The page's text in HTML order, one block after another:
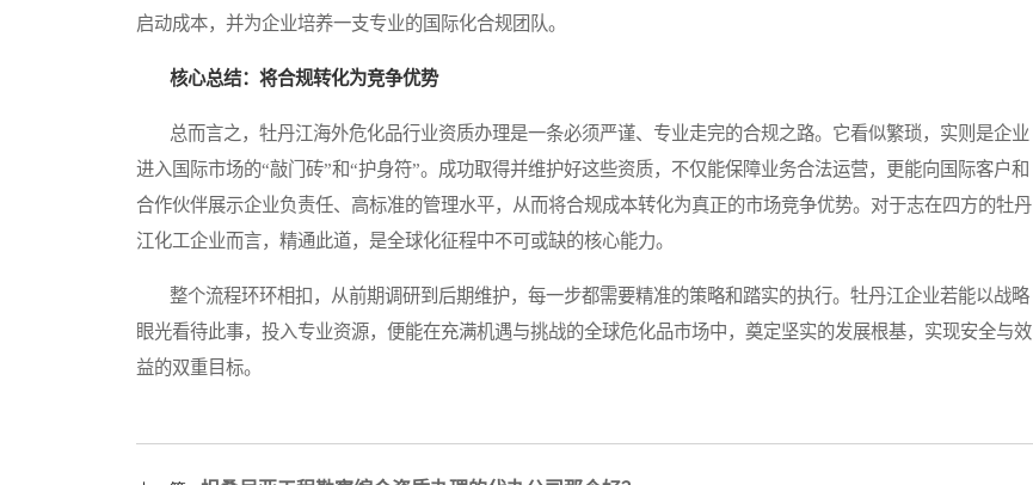
启动成本，并为企业培养一支专业的国际化合规团队。
核心总结：将合规转化为竞争优势
总而言之，牡丹江海外危化品行业资质办理是一条必须严谨、专业走完的合规之路。它看似繁琐，实则是企业
进入国际市场的“敲门砖”和“护身符”。成功取得并维护好这些资质，不仅能保障业务合法运营，更能向国际客户和
合作伙伴展示企业负责任、高标准的管理水平，从而将合规成本转化为真正的市场竞争优势。对于志在四方的牡丹
江化工企业而言，精通此道，是全球化征程中不可或缺的核心能力。
整个流程环环相扣，从前期调研到后期维护，每一步都需要精准的策略和踏实的执行。牡丹江企业若能以战略
眼光看待此事，投入专业资源，便能在充满机遇与挑战的全球危化品市场中，奠定坚实的发展根基，实现安全与效
益的双重目标。